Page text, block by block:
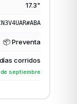
17.3"
📦 Preventa
corridos
septiembre